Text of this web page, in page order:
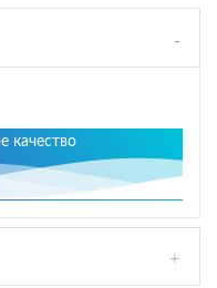
качество